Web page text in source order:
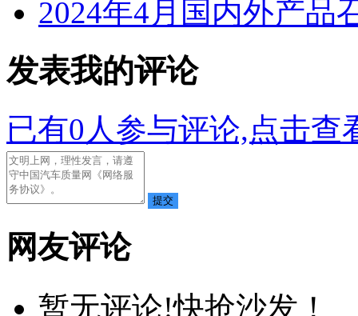
2024年4月国内外产品
发表我的评论
已有0 人参与评论,点击查
网友评论
暂无评论!快抢沙发！